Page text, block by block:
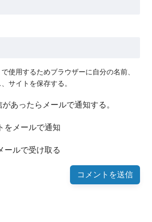
使用するためブラウザーに自分の名前、
サイトを保存する。
あったらメールで通知する。
をメールで通知
ールで受け取る